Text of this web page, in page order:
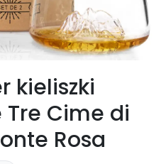
kieliszki
Cime di
Rosa